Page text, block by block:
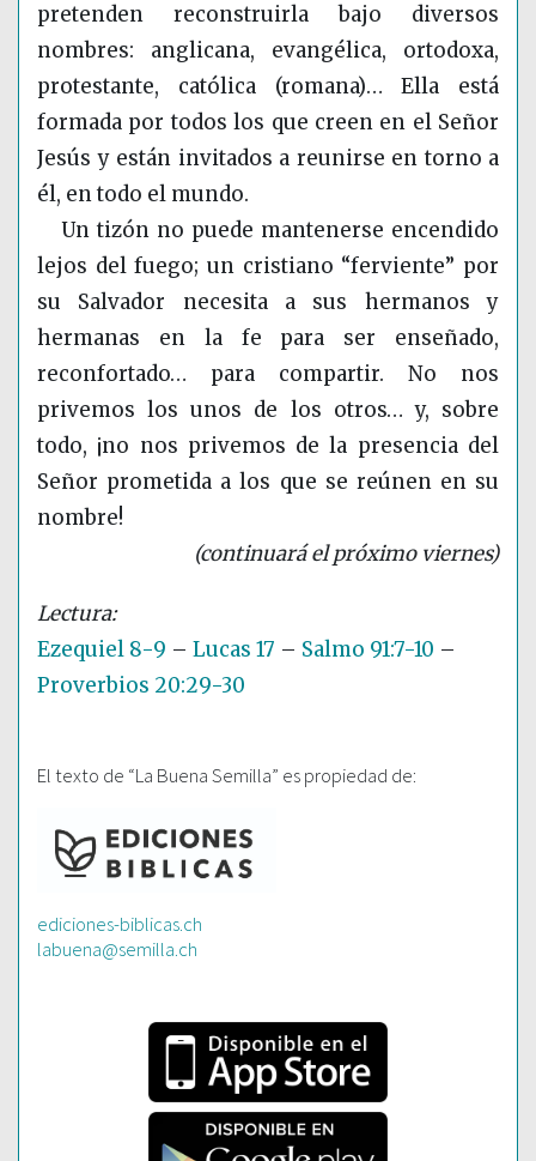
pretenden reconstruirla bajo diversos
nombres: anglicana, evangélica, ortodoxa,
protestante, católica (romana)… Ella está
formada por todos los que creen en el Señor
Jesús y están invitados a reunirse en torno a
él, en todo el mundo.
Un tizón no puede mantenerse encendido
lejos del fuego; un cristiano “ferviente” por
su Salvador necesita a sus hermanos y
hermanas en la fe para ser enseñado,
reconfortado… para compartir. No nos
privemos los unos de los otros… y, sobre
todo, ¡no nos privemos de la presencia del
Señor prometida a los que se reúnen en su
nombre!
(continuará el próximo viernes)
Ezequiel 8-9 – Lucas 17 – Salmo 91:7-10 –
Proverbios 20:29-30
El texto de “La Buena Semilla” es propiedad de:
ediciones-biblicas.ch
labuena@semilla.ch